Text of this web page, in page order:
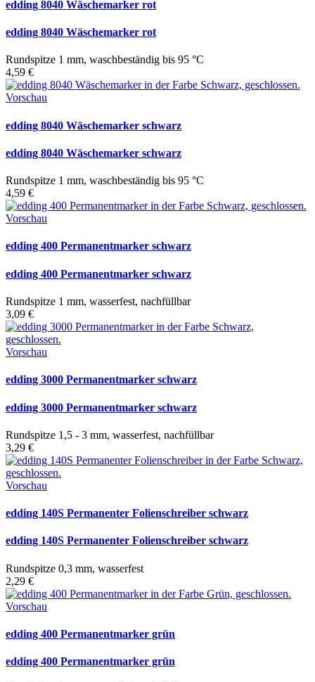
edding 8040 Wäschemarker rot
edding 8040 Wäschemarker rot
Rundspitze 1 mm, waschbeständig bis 95 °C
4,59 €
Vorschau
edding 8040 Wäschemarker schwarz
edding 8040 Wäschemarker schwarz
Rundspitze 1 mm, waschbeständig bis 95 °C
4,59 €
Vorschau
edding 400 Permanentmarker schwarz
edding 400 Permanentmarker schwarz
Rundspitze 1 mm, wasserfest, nachfüllbar
3,09 €
Vorschau
edding 3000 Permanentmarker schwarz
edding 3000 Permanentmarker schwarz
Rundspitze 1,5 - 3 mm, wasserfest, nachfüllbar
3,29 €
Vorschau
edding 140S Permanenter Folienschreiber schwarz
edding 140S Permanenter Folienschreiber schwarz
Rundspitze 0,3 mm, wasserfest
2,29 €
Vorschau
edding 400 Permanentmarker grün
edding 400 Permanentmarker grün